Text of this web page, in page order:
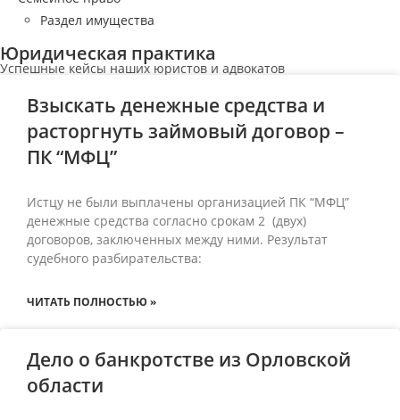
Раздел имущества
Юридическая практика
Успешные кейсы наших юристов и адвокатов
Взыскать денежные средства и
расторгнуть займовый договор –
ПК “МФЦ”
Истцу не были выплачены организацией ПК “МФЦ”
денежные средства согласно срокам 2 (двух)
договоров, заключенных между ними. Результат
судебного разбирательства:
ЧИТАТЬ ПОЛНОСТЬЮ »
Дело о банкротстве из Орловской
области